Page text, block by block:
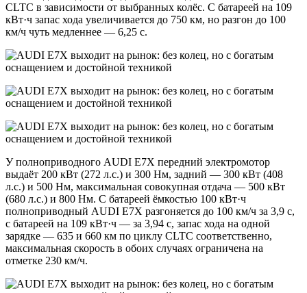
CLTC в зависимости от выбранных колёс. С батареей на 109
кВт·ч запас хода увеличивается до 750 км, но разгон до 100
км/ч чуть медленнее — 6,25 с.
У полноприводного AUDI E7X передний электромотор
выдаёт 200 кВт (272 л.с.) и 300 Нм, задний — 300 кВт (408
л.с.) и 500 Нм, максимальная совокупная отдача — 500 кВт
(680 л.с.) и 800 Нм. С батареей ёмкостью 100 кВт·ч
полноприводный AUDI E7X разгоняется до 100 км/ч за 3,9 с,
с батареей на 109 кВт·ч — за 3,94 с, запас хода на одной
зарядке — 635 и 660 км по циклу CLTC соответственно,
максимальная скорость в обоих случаях ограничена на
отметке 230 км/ч.